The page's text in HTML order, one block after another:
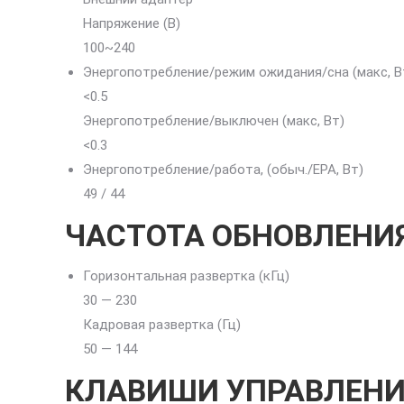
Напряжение (В)
100~240
Энергопотребление/режим ожидания/сна (макс,
<0.5
Энергопотребление/выключен (макс, Вт)
<0.3
Энергопотребление/работа, (обыч./EPA, Вт)
49 / 44
ЧАСТОТА
Горизонтальная развертка (кГц)
30 — 230
Кадровая развертка (Гц)
50 — 144
КЛАВИШИ